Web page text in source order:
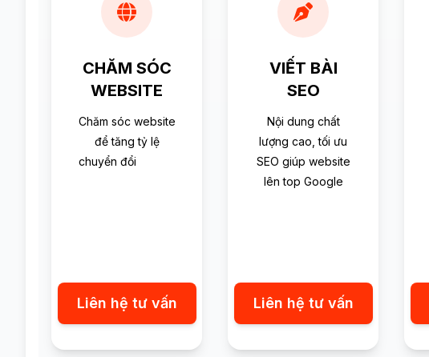
CHĂM SÓC
WEBSITE
Chăm sóc website
để tăng tỷ lệ
chuyển đổi
Liên hệ tư vấn
VIẾT BÀI
SEO
Nội dung chất
lượng cao, tối ưu
SEO giúp website
lên top Google
Liên hệ tư vấn